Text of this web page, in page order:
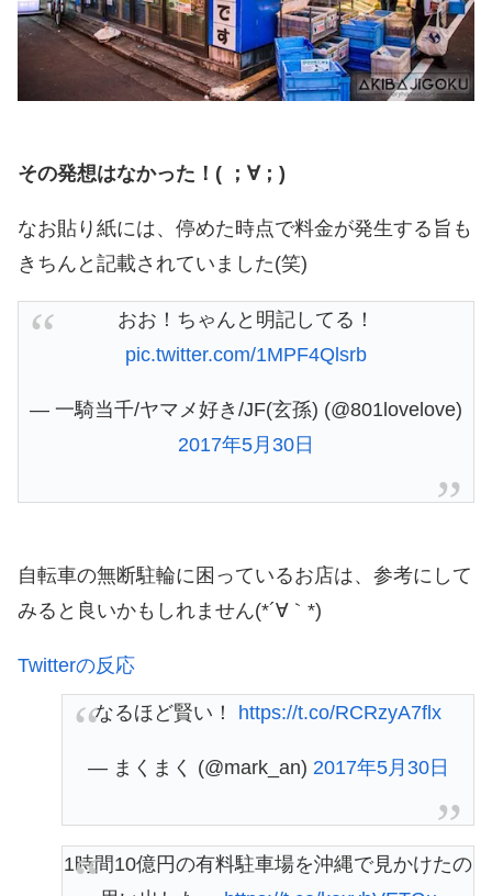
その発想はなかった！( ；∀；)
なお貼り紙には、停めた時点で料金が発生する旨も
きちんと記載されていました(笑)
おお！ちゃんと明記してる！
pic.twitter.com/1MPF4Qlsrb
— 一騎当千/ヤマメ好き/JF(玄孫) (@801lovelove)
2017年5月30日
自転車の無断駐輪に困っているお店は、参考にして
みると良いかもしれません(*´∀｀*)
Twitterの反応
なるほど賢い！ https://t.co/RCRzyA7flx
— まくまく (@mark_an) 2017年5月30日
1時間10億円の有料駐車場を沖縄で見かけたの